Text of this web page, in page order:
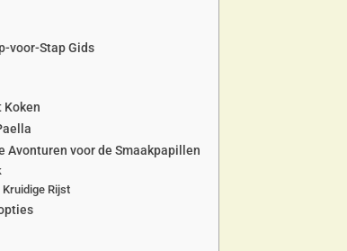
voor-Stap Gids
Koken
voor de Smaakpapillen
Rijst